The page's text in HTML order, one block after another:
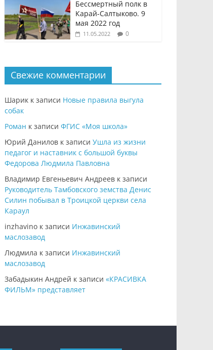
Бессмертный полк в
Карай-Салтыково. 9
мая 2022 год
11.05.2022 0
Свежие комментарии
Шарик к записи Новые правила выгула
собак
Роман к записи ФГИС «Моя школа»
Юрий Данилов к записи Ушла из жизни
педагог и наставник с большой буквы
Федорова Людмила Павловна
Владимир Евгеньевич Андреев к записи
Руководитель Тамбовского земства Денис
Силин побывал в Троицкой церкви села
Караул
inzhavino к записи Инжавинский
маслозавод
Людмила к записи Инжавинский
маслозавод
Забадыкин Андрей к записи «КРАСИВКА
ФИЛЬМ» представляет